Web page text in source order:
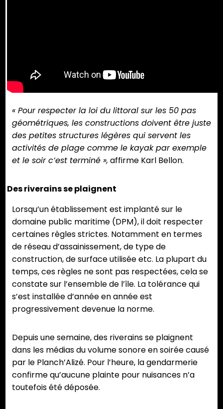
« Pour respecter la loi du littoral sur les 50 pas
géométriques, les constructions doivent être juste
des petites structures légères qui servent les
activités de plage comme le kayak par exemple
et le soir c’est terminé », affirme Karl Bellon.
Des riverains se plaignent
Lorsqu’un établissement est implanté sur le
domaine public maritime (DPM), il doit respecter
certaines règles strictes. Notamment en termes
de réseau d’assainissement, de type de
construction, de surface utilisée etc. La plupart du
temps, ces règles ne sont pas respectées, cela se
constate sur l’ensemble de l’île. La tolérance qui
s’est installée d’année en année est
progressivement devenue la norme.
Depuis une semaine, des riverains se plaignent
dans les médias du volume sonore en soirée causé
par le Planch’Alizé. Pour l’heure, la gendarmerie
confirme qu’aucune plainte pour nuisances n’a
toutefois été déposée.